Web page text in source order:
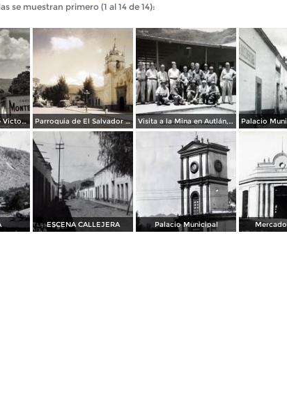
se muestran primero (1 al 14 de 14):
Calle de Guadalupe Victoria Autlán, Jalisco. Parroquia de El Salvador Autlán, Jalisco Visita a la Mina en Autlán, Jalisco 16 deAgosto de 1959
ESCENA CALLEJERA Palacio Municipal